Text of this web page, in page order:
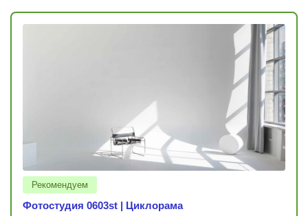
Рекомендуем
Фотостудия 0603st | Циклорама